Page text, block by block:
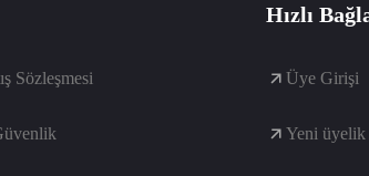
Sözleşmesi
Hızlı
Üye Girişi
Yeni